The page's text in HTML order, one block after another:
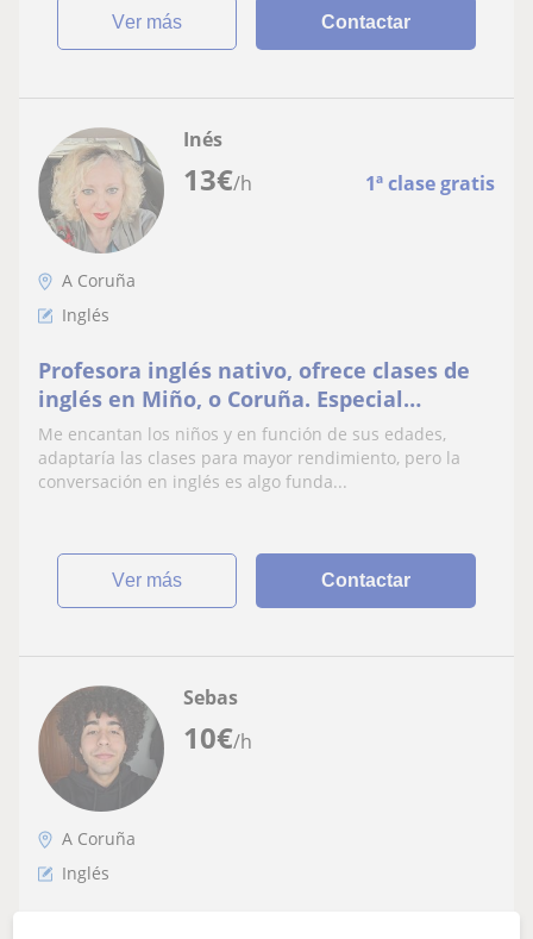
ver más Contactar
13€/h 1ª clase gratis
Inés
A Coruña
Inglés
Profesora inglés nativo, ofrece clases de
inglés en Miño, o Coruña. Especial
hincapié en especialidad conversación.
Me encantan los niños y en función de sus edades,
adaptaría las clases para mayor rendimiento, pero la
conversación en inglés es algo funda...
ver más Contactar
10€/h
Sebas
A Coruña
Inglés